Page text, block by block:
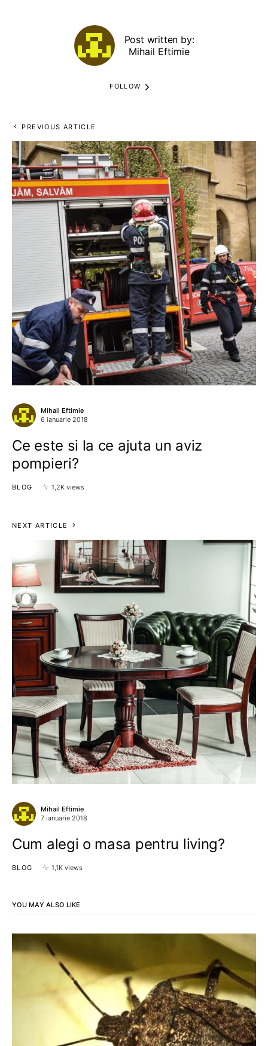
Post written by:
Mihail Eftimie
FOLLOW
PREVIOUS ARTICLE
Mihail Eftimie
6 ianuarie 2018
Ce este si la ce ajuta un aviz
pompieri?
BLOG 1,2K views
NEXT ARTICLE
Mihail Eftimie
7 ianuarie 2018
Cum alegi o masa pentru living?
BLOG 1,1K views
YOU MAY ALSO LIKE